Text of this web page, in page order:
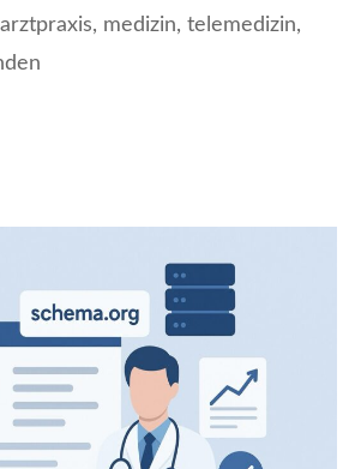
arztpraxis, medizin, telemedizin,